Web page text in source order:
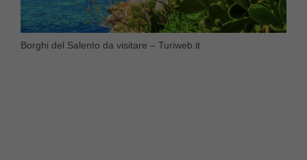
Borghi del Salento da visitare – Turiweb.it